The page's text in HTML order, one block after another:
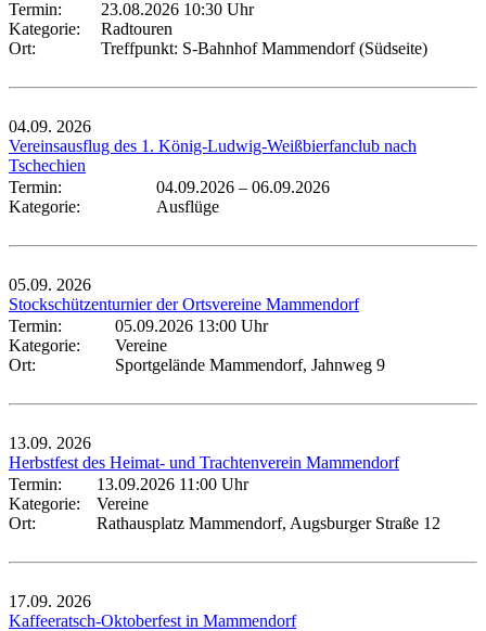
Termin:
23.08.2026 10:30 Uhr
Kategorie:
Radtouren
Ort:
Treffpunkt: S-Bahnhof Mammendorf (Südseite)
04.09. 2026
Vereinsausflug des 1. König-Ludwig-Weißbierfanclub nach
Tschechien
Termin:
04.09.2026 – 06.09.2026
Kategorie:
Ausflüge
05.09. 2026
Stockschützenturnier der Ortsvereine Mammendorf
Termin:
05.09.2026 13:00 Uhr
Kategorie:
Vereine
Ort:
Sportgelände Mammendorf, Jahnweg 9
13.09. 2026
Herbstfest des Heimat- und Trachtenverein Mammendorf
Termin:
13.09.2026 11:00 Uhr
Kategorie:
Vereine
Ort:
Rathausplatz Mammendorf, Augsburger Straße 12
17.09. 2026
Kaffeeratsch-Oktoberfest in Mammendorf